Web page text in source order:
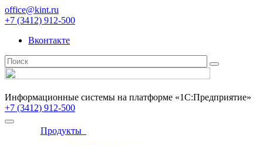
office@kint.ru
+7 (3412) 912-500
Вконтакте
Информационные системы на платформе «1С:Предприятие»
+7 (3412) 912-500
Продукты